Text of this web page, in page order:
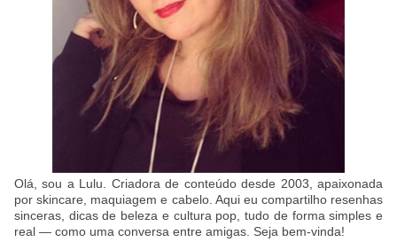
Olá, sou a Lulu. Criadora de conteúdo desde 2003, apaixonada
por skincare, maquiagem e cabelo. Aqui eu compartilho resenhas
sinceras, dicas de beleza e cultura pop, tudo de forma simples e
real — como uma conversa entre amigas. Seja bem-vinda!